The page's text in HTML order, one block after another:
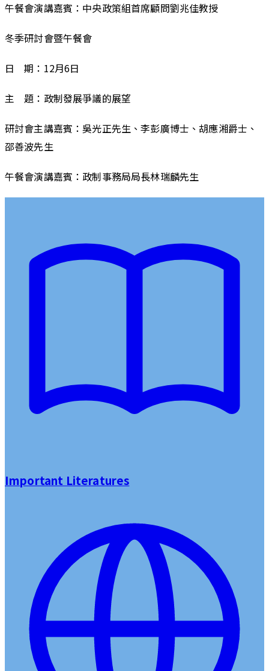
午餐會演講嘉賓：中央政策組首席顧問劉兆佳教授
冬季研討會暨午餐會
日 期：12月6日
主 題：政制發展爭議的展望
研討會主講嘉賓：吳光正先生、李彭廣博士、胡應湘爵士、
邵善波先生
午餐會演講嘉賓：政制事務局局長林瑞麟先生
Important Literatures